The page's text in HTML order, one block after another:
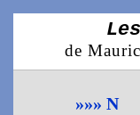
de
»»» N